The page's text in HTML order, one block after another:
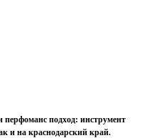
перфоманс подход: инструмент
и на краснодарский край.